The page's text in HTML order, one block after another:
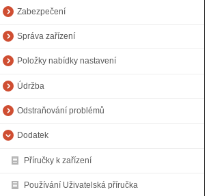
Zabezpečení
Správa zařízení
Položky nabídky nastavení
Údržba
Odstraňování problémů
Dodatek
Příručky k zařízení
Používání Uživatelská příručka